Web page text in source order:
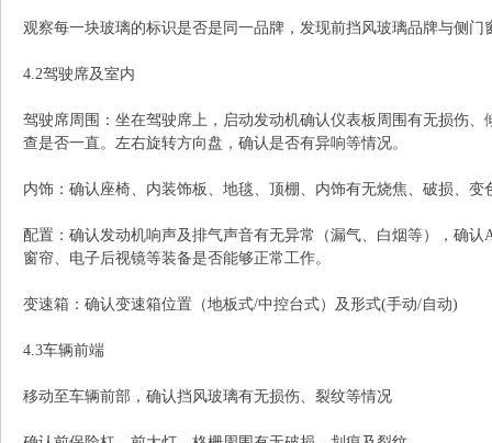
观察每一块玻璃的标识是否是同一品牌，发现前挡风玻璃品牌与侧
4.2驾驶席及室内
驾驶席周围：坐在驾驶席上，启动发动机确认仪表板周围有无损伤
查是否一直。左右旋转方向盘，确认是否有异响等情况。
内饰：确认座椅、内装饰板、地毯、顶棚、内饰有无烧焦、破损、变
配置：确认发动机响声及排气声音有无异常（漏气、白烟等），确
窗帘、电子后视镜等装备是否能够正常工作。
变速箱：确认变速箱位置（地板式/中控台式）及形式(手动/自动)
4.3车辆前端
移动至车辆前部，确认挡风玻璃有无损伤、裂纹等情况